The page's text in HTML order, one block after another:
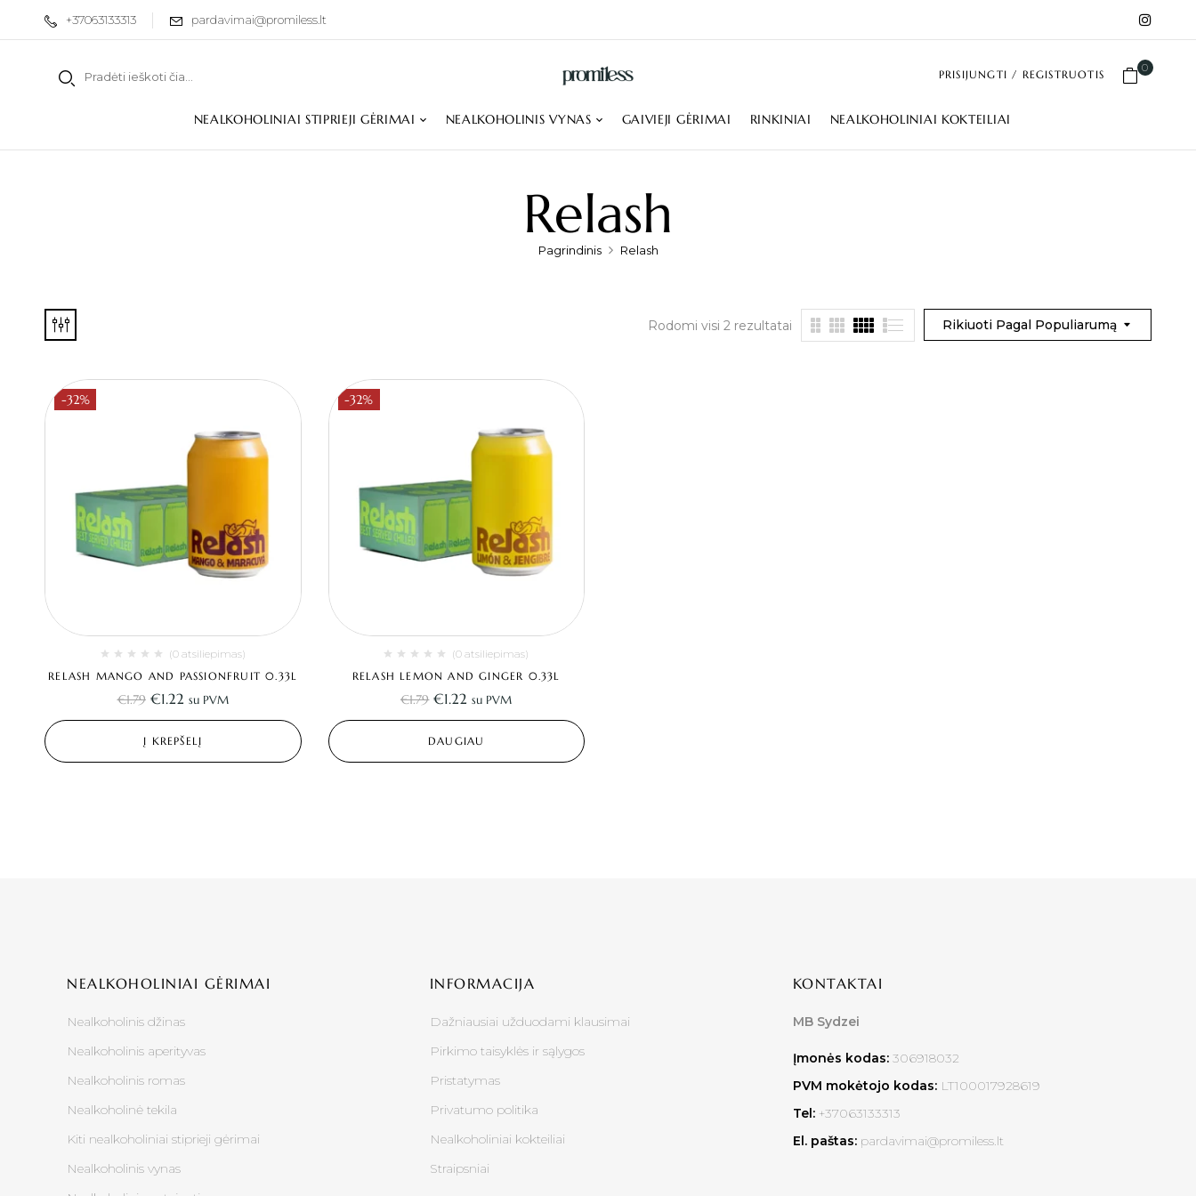
+37063133313 pardavimai@promiless.lt
PRISIJUNGTI / REGISTRUOTIS
0
NEALKOHOLINIAI STIPRIEJI GĖRIMAI NEALKOHOLINIS VYNAS GAIVIEJI GĖRIMAI RINKINIAI NEALKOHOLINIAI KOKTEILIAI
Relash
Pagrindinis Relash
Rikiuoti Pagal Populiarumą
Rodomi visi 2 rezultatai
-32%
(0 atsiliepimas)
RELASH MANGO AND PASSIONFRUIT 0.33L
€1.79 €1.22 su PVM
Į KREPŠELĮ
-32%
(0 atsiliepimas)
RELASH LEMON AND GINGER 0.33L
€1.79 €1.22 su PVM
DAUGIAU
NEALKOHOLINIAI GĖRIMAI
Nealkoholinis džinas
Nealkoholinis aperityvas
Nealkoholinis romas
Nealkoholinė tekila
Kiti nealkoholiniai stiprieji gėrimai
Nealkoholinis vynas
INFORMACIJA
Dažniausiai užduodami klausimai
Pirkimo taisyklės ir sąlygos
Pristatymas
Privatumo politika
Nealkoholiniai kokteiliai
Straipsniai
KONTAKTAI
MB Sydzei
Įmonės kodas: 306918032
PVM mokėtojo kodas: LT100017928619
Tel:+37063133313
El. paštas:pardavimai@promiless.lt